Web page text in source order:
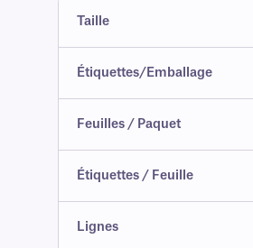
Taille
Étiquettes/Emballage
Feuilles / Paquet
Étiquettes / Feuille
Lignes